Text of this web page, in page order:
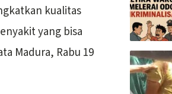
kualitas
yang bisa
Madura, Rabu 19